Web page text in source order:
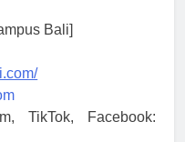
Bali]
TikTok, Facebook: